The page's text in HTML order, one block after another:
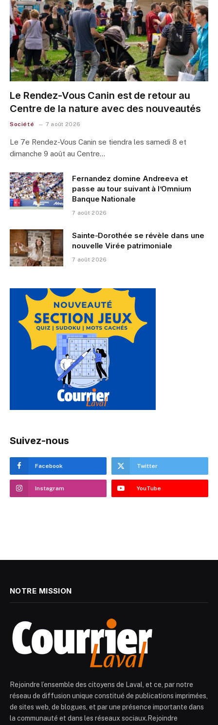
Le Rendez-Vous Canin est de retour au
Centre de la nature avec des nouveautés
Société 7 août 2026
Le 7e Rendez-Vous Canin se tiendra les samedi 8 et
dimanche 9 août au Centre…
Fernandez domine Andreeva et
passe au tour suivant à l’Omnium
Banque Nationale
7 août 2026
Sainte-Dorothée se révèle dans une
nouvelle Virée patrimoniale
7 août 2026
Suivez-nous
Facebook Twitter
Instagram YouTube
NOTRE MISSION
Rejoindre l’ensemble des citoyens de Laval, et ce, par notre
réseau de diffusion unique constitué de publications imprimées,
de sites web, de blogues, et par une présence importante dans
la communauté et dans les réseaux sociaux.Rejoindre